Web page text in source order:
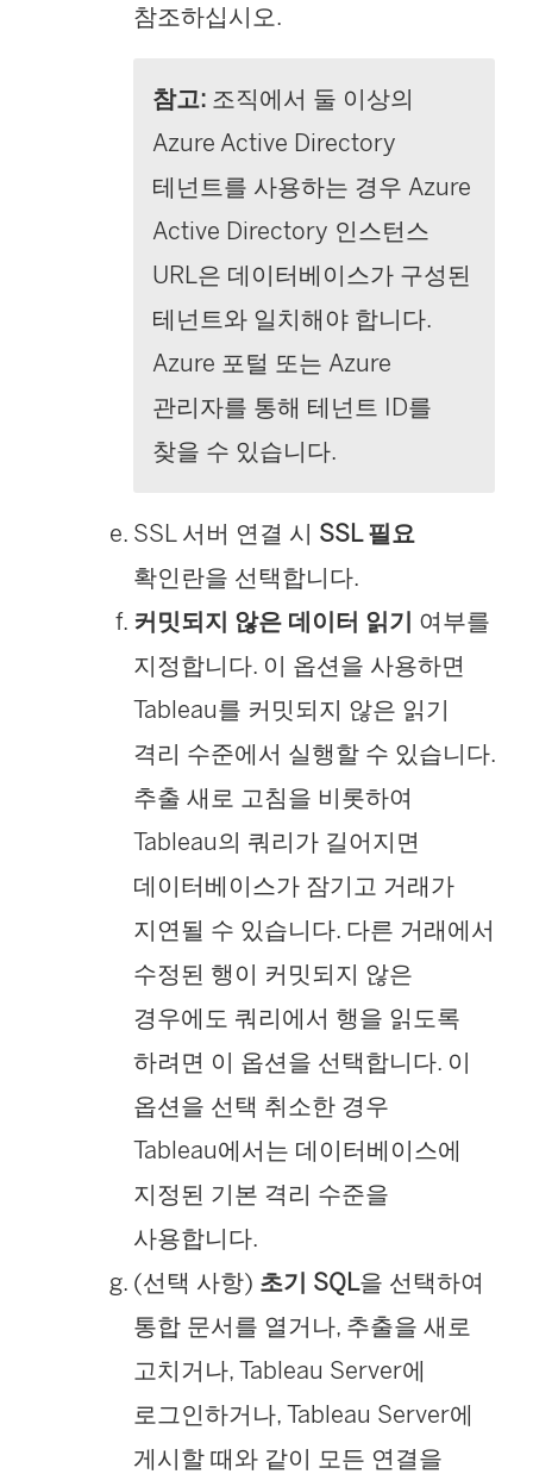
에
열
참조하십시오.
참고: 조직에서 둘 이상의
Azure Active Directory
테넌트를 사용하는 경우 Azure
Active Directory 인스턴스
URL은 데이터베이스가 구성된
테넌트와 일치해야 합니다.
Azure 포털 또는 Azure
관리자를 통해 테넌트 ID를
찾을 수 있습니다.
SSL 서버 연결 시 SSL 필요
확인란을 선택합니다.
커밋되지 않은 데이터 읽기 여부를
지정합니다. 이 옵션을 사용하면
Tableau를 커밋되지 않은 읽기
격리 수준에서 실행할 수 있습니다.
추출 새로 고침을 비롯하여
Tableau의 쿼리가 길어지면
데이터베이스가 잠기고 거래가
지연될 수 있습니다. 다른 거래에서
수정된 행이 커밋되지 않은
경우에도 쿼리에서 행을 읽도록
하려면 이 옵션을 선택합니다. 이
옵션을 선택 취소한 경우
Tableau에서는 데이터베이스에
지정된 기본 격리 수준을
사용합니다.
(선택 사항) 초기 SQL을 선택하여
통합 문서를 열거나, 추출을 새로
고치거나, Tableau Server에
로그인하거나, Tableau Server에
게시할 때와 같이 모든 연결을